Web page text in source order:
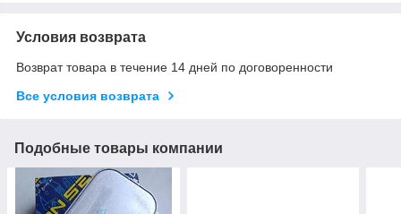
Условия возврата
Возврат товара в течение 14 дней по договоренности
Все условия возврата
Подобные товары компании